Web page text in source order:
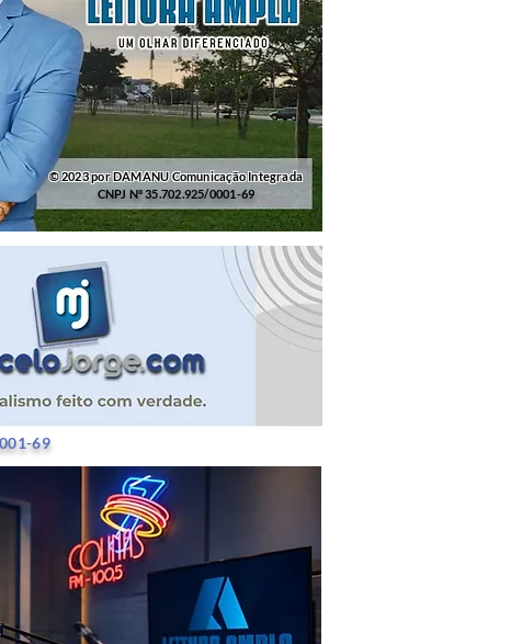
© 2023 por DAMANU Comunicação Integrada
CNPJ Nº 35.702.925/0001-69
0001-69
69